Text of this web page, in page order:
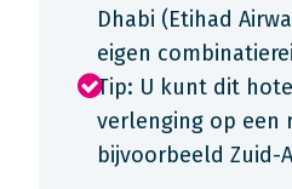
Dhabi (Etihad
eigen
Tip: U kunt dit
verlenging op een
bijvoorbeeld Zuid-